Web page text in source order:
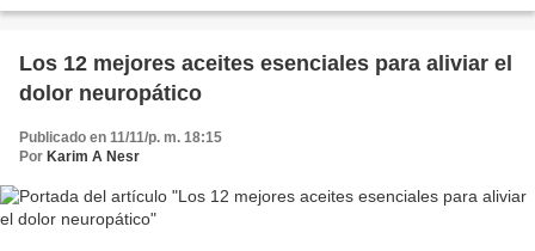
Los 12 mejores aceites esenciales para aliviar el
dolor neuropático
Publicado en 11/11/p. m. 18:15
Por Karim A Nesr